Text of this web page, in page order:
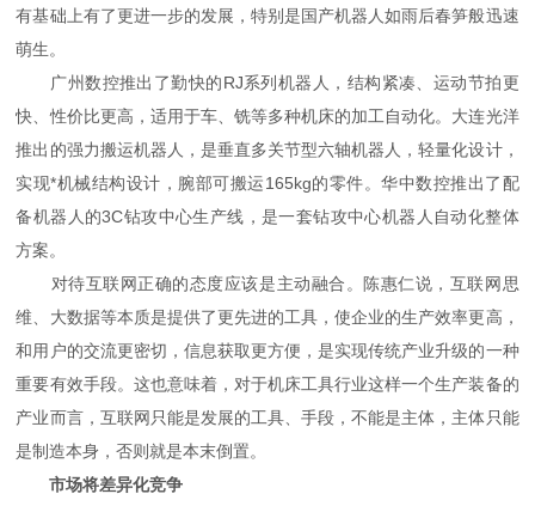
有基础上有了更进一步的发展，特别是国产机器人如雨后春笋般迅速
萌生。
广州数控推出了勤快的RJ系列机器人，结构紧凑、运动节拍更
快、性价比更高，适用于车、铣等多种机床的加工自动化。大连光洋
推出的强力搬运机器人，是垂直多关节型六轴机器人，轻量化设计，
实现*机械结构设计，腕部可搬运165kg的零件。华中数控推出了配
备机器人的3C钻攻中心生产线，是一套钻攻中心机器人自动化整体
方案。
对待互联网正确的态度应该是主动融合。陈惠仁说，互联网思
维、大数据等本质是提供了更先进的工具，使企业的生产效率更高，
和用户的交流更密切，信息获取更方便，是实现传统产业升级的一种
重要有效手段。这也意味着，对于机床工具行业这样一个生产装备的
产业而言，互联网只能是发展的工具、手段，不能是主体，主体只能
是制造本身，否则就是本末倒置。
市场将差异化竞争